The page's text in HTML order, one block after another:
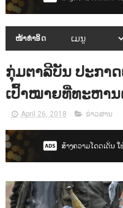
ໜ້າທຳອິດ
ກຸ່ມຕາລີບັນ ປະກາ
ເປົ້າໝາຍທີ່ທະຫານ
April 26, 2018 ຂ່າວສານ